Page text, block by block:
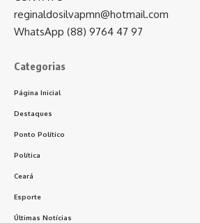
reginaldosilvapmn@hotmail.com
WhatsApp (88) 9764 47 97
Categorias
Página Inicial
Destaques
Ponto Político
Política
Ceará
Esporte
Últimas Notícias